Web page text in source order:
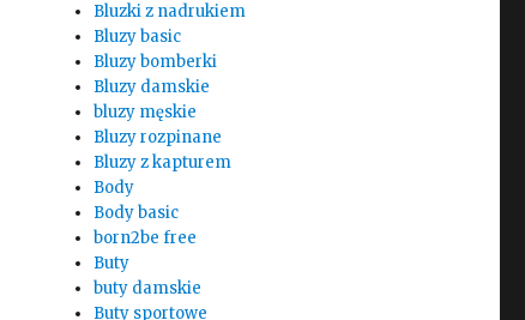
Bluzki z nadrukiem
Bluzy basic
Bluzy bomberki
Bluzy damskie
bluzy męskie
Bluzy rozpinane
Bluzy z kapturem
Body
Body basic
born2be free
Buty
buty damskie
Buty sportowe